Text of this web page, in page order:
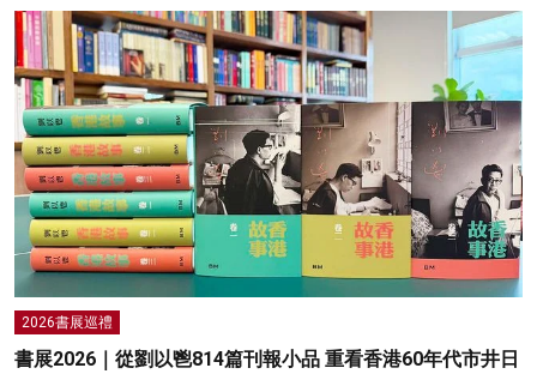
2026書展巡禮
書展2026｜從劉以鬯814篇刊報小品 重看香港60年代市井日